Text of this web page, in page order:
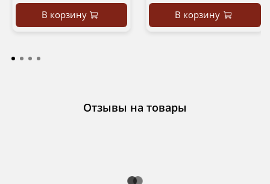
В корзину В корзину
Отзывы на товары